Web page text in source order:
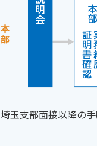
埼玉支部面接以降の